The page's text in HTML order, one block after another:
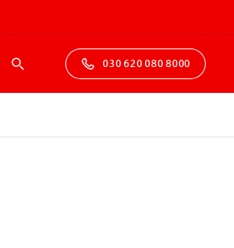
Suche
030 620 080 8000